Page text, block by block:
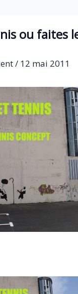
ou faites
/ 12 mai 2011